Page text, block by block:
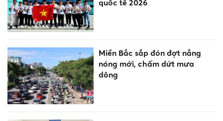
quốc tế 2026
Miền Bắc sắp đón đợt nắng
nóng mới, chấm dứt mưa
dông